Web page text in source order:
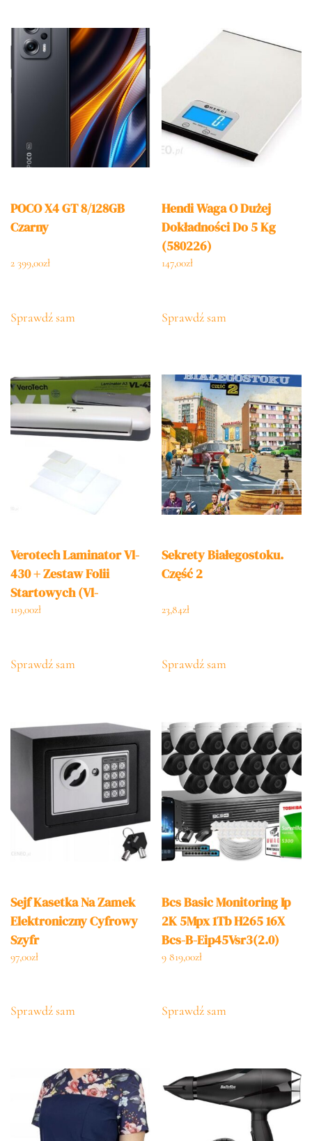
POCO X4 GT 8/128GB
Czarny
2 399,00zł
Sprawdź sam
Hendi Waga O Dużej
Dokładności Do 5 Kg
(580226)
147,00zł
Sprawdź sam
Verotech Laminator Vl-
430 + Zestaw Folii
Startowych (Vl-
430___Set_10A4_10A5_1
119,00zł
Sprawdź sam
Sekrety Białegostoku.
Część 2
23,84zł
Sprawdź sam
Sejf Kasetka Na Zamek
Elektroniczny Cyfrowy
Szyfr
97,00zł
Sprawdź sam
Bcs Basic Monitoring Ip
2K 5Mpx 1Tb H265 16X
Bcs-B-Eip45Vsr3(2.0)
Motozoom Ir 30M
9 819,00zł
Sprawdź sam